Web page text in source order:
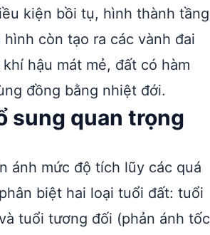
kiện bồi tụ, hình thành tầng
còn tạo ra các vành đai
hậu mát mẻ, đất có hàm
đồng bằng nhiệt đới.
sung quan trọng
ánh mức độ tích lũy các quá
biệt hai loại tuổi đất: tuổi
tuổi tương đối (phản ánh tốc